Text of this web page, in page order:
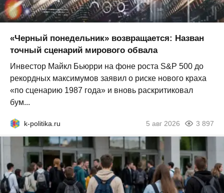
«Черный понедельник» возвращается: Назван
точный сценарий мирового обвала
Инвестор Майкл Бьюрри на фоне роста S&P 500 до
рекордных максимумов заявил о риске нового краха
«по сценарию 1987 года» и вновь раскритиковал
бум...
k-politika.ru 5 авг 2026 3 897